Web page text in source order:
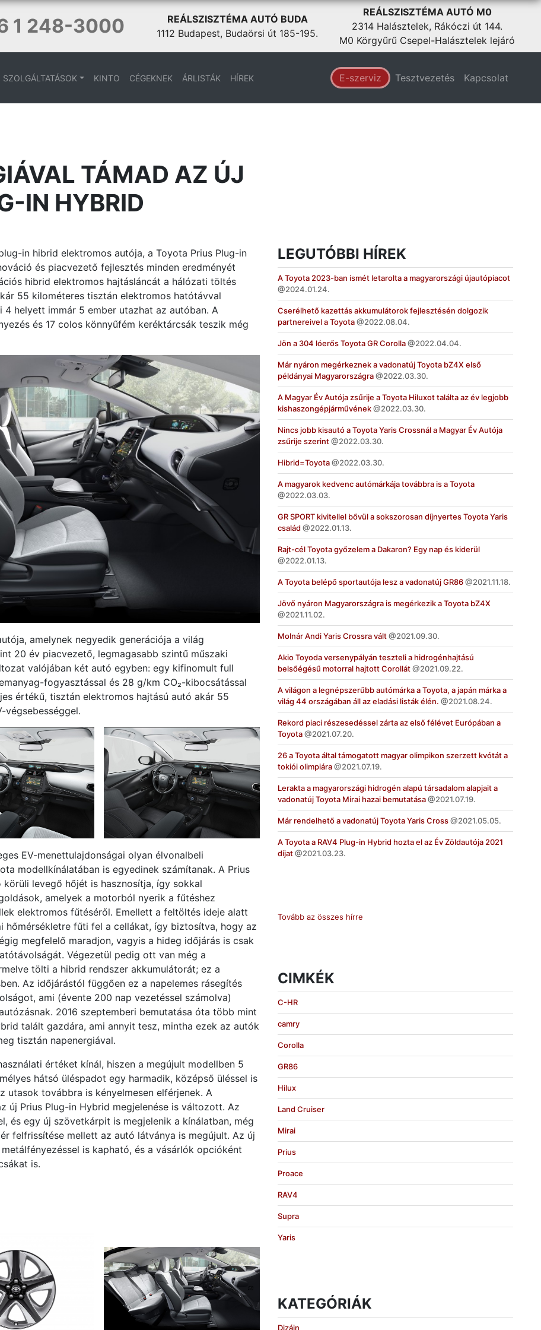
1 248-3000
REÁLSZISZTÉMA AUTÓ BUDA
1112 Budapest, Budaörsi út 185-195.
REÁLSZISZTÉMA AUTÓ M0
2314 Halásztelek, Rákóczi út 144.
M0 Körgyűrű Csepel-Halásztelek lejáró
SZOLGÁLTATÁSOK KINTO CÉGEKNEK ÁRLISTÁK HÍREK E-szerviz Tesztvezetés Kapcsolat
TÁMAD AZ ÚJ
IN HYBRID
in hibrid elektromos autója, a Toyota Prius Plug-in
és piacvezető fejlesztés minden eredményét
hibrid elektromos hajtásláncát a hálózati töltés
55 kilométeres tisztán elektromos hatótávval
helyett immár 5 ember utazhat az autóban. A
és 17 colos könnyűfém keréktárcsák teszik még
amelynek negyedik generációja a világ
20 év piacvezető, legmagasabb szintű műszaki
valójában két autó egyben: egy kifinomult full
fogyasztással és 28 g/km CO₂-kibocsátással
értékű, tisztán elektromos hajtású autó akár 55
végsebességgel.
EV-menettulajdonságai olyan élvonalbeli
modellkínálatában is egyedinek számítanak. A Prius
levegő hőjét is hasznosítja, így sokkal
amelyek a motorból nyerik a fűtéshez
elektromos fűtéséről. Emellett a feltöltés ideje alatt
fűti fel a cellákat, így biztosítva, hogy az
megfelelő maradjon, vagyis a hideg időjárás is csak
Végezetül pedig ott van még a
tölti a hibrid rendszer akkumulátorát; ez a
Az időjárástól függően ez a napelemes rásegítés
ami (évente 200 nap vezetéssel számolva)
2016 szeptemberi bemutatása óta több mint
talált gazdára, ami annyit tesz, mintha ezek az autók
tisztán napenergiával.
értéket kínál, hiszen a megújult modellben 5
hátsó üléspadot egy harmadik, középső üléssel is
utasok továbbra is kényelmesen elférjenek. A
új Prius Plug-in Hybrid megjelenése is változott. Az
és egy új szövetkárpit is megjelenik a kínálatban, még
felfrissítése mellett az autó látványa is megújult. Az új
is kapható, és a vásárlók opcióként
is.
LEGUTÓBBI HÍREK
A Toyota 2023-ban ismét letarolta a magyarországi újautópiacot
2024.01.24.
Cserélhető kazettás akkumulátorok fejlesztésén dolgozik
partnereivel a Toyota
2022.08.04.
Jön a 304 lóerős Toyota GR Corolla 2022.04.04.
Már nyáron megérkeznek a vadonatúj Toyota bZ4X első
példányai Magyarországra
2022.03.30.
A Magyar Év Autója zsűrije a Toyota Hiluxot találta az év legjobb
kishaszongépjárművének
2022.03.30.
Nincs jobb kisautó a Toyota Yaris Crossnál a Magyar Év Autója
zsűrije szerint
2022.03.30.
Hibrid=Toyota 2022.03.30.
A magyarok kedvenc autómárkája továbbra is a Toyota
2022.03.03.
GR SPORT kivitellel bővül a sokszorosan díjnyertes Toyota Yaris
család
2022.01.13.
Rajt-cél Toyota győzelem a Dakaron? Egy nap és kiderül
2022.01.13.
A Toyota belépő sportautója lesz a vadonatúj GR86 2021.11.18.
Jövő nyáron Magyarországra is megérkezik a Toyota bZ4X
2021.11.02.
Molnár Andi Yaris Crossra vált 2021.09.30.
Akio Toyoda versenypályán teszteli a hidrogénhajtású
belsőégésű motorral hajtott Corollát
2021.09.22.
A világon a legnépszerűbb autómárka a Toyota, a japán márka a
világ 44 országában áll az eladási listák élén.
2021.08.24.
Rekord piaci részesedéssel zárta az első félévet Európában a
Toyota
2021.07.20.
26 a Toyota által támogatott magyar olimpikon szerzett kvótát a
tokiói olimpiára
2021.07.19.
Lerakta a magyarországi hidrogén alapú társadalom alapjait a
vadonatúj Toyota Mirai hazai bemutatása
2021.07.19.
Már rendelhető a vadonatúj Toyota Yaris Cross 2021.05.05.
A Toyota a RAV4 Plug-in Hybrid hozta el az Év Zöldautója 2021
díjat
2021.03.23.
Tovább az összes hírre
CIMKÉK
C-HR
camry
Corolla
GR86
Hilux
Land Cruiser
Mirai
Prius
Proace
RAV4
Supra
Yaris
KATEGÓRIÁK
Dizájn